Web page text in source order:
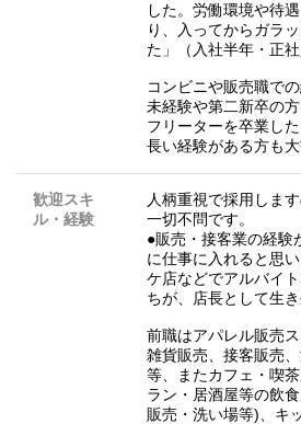
した。労働環境や待
り、入ってからガラ
た」（入社半年・正社
コンビニや販売職で
未経験や第二新卒の方
フリーターを卒業し
長い経験がある方も大
歓迎スキ
ル・経験
人柄重視で採用しま
一切不問です。
●販売・接客業の経験
に仕事に入れると思
ケ店などでアルバイ
ちが、店長として生
前職はアパレル販売
雑貨販売、接客販売
等、またカフェ・喫
ラン・居酒屋等の飲
販売・洗い場等)、キ